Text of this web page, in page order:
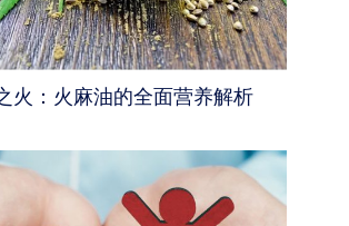
火：火麻油的全面营养解析